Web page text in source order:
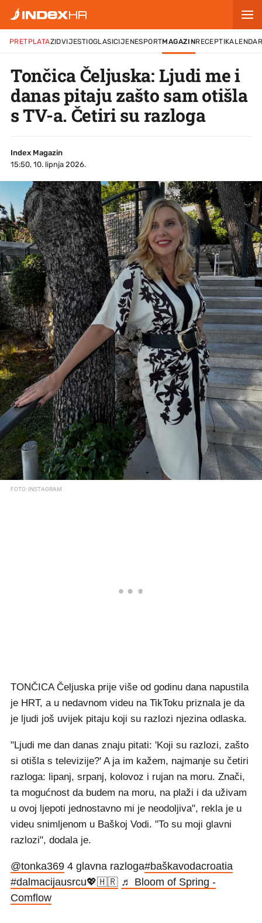
PRETPLATAZIDVIJESTIOGLASICIJENESPORTMAGAZINRECEPTI
Tončica Čeljuska: Ljudi me i
danas pitaju zašto sam otišla
s TV-a. Četiri su razloga
Index Magazin
15:50, 10. lipnja 2026.
FOTO: INSTAGRAM
TONČICA Čeljuska prije više od godinu dana napustila
je HRT, a u nedavnom videu na TikToku priznala je da
je ljudi još uvijek pitaju koji su razlozi njezina odlaska.
"Ljudi me dan danas znaju pitati: 'Koji su razlozi, zašto
si otišla s televizije?' A ja im kažem, najmanje su četiri
razloga: lipanj, srpanj, kolovoz i rujan na moru. Znači,
ta mogućnost da budem na moru, na plaži i da uživam
u ovoj ljepoti jednostavno mi je neodoljiva", rekla je u
videu snimljenom u Baškoj Vodi. "To su moji glavni
razlozi", dodala je.
@tonka369 4 glavna razloga#baškavodacroatia
#dalmacijausrcu💖🇭🇷 ♬ Bloom of Spring -
Comflow